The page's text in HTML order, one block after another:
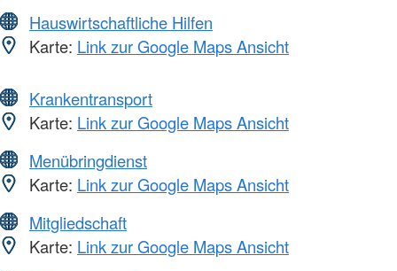
Hauswirtschaftliche Hilfen
Karte: Link zur Google Maps Ansicht
Krankentransport
Karte: Link zur Google Maps Ansicht
Menübringdienst
Karte: Link zur Google Maps Ansicht
Mitgliedschaft
Karte: Link zur Google Maps Ansicht